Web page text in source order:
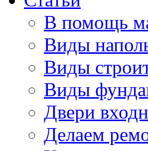
В помощь
Виды
Виды
Виды
Двери
Делаем